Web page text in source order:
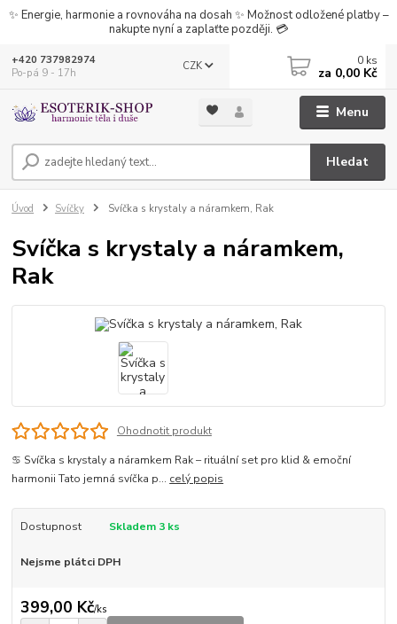
✨ Energie, harmonie a rovnováha na dosah ✨ Možnost odložené platby –
nakupte nyní a zaplaťte později. 💳
Menu
CZK
Hledat
+420 737982974
Po-pá 9 - 17h
0 ks
za 0,00 Kč
Úvod Svíčky Svíčka s krystaly a náramkem, Rak
Svíčka s krystaly a náramkem,
Rak
Ohodnotit produkt
♋ Svíčka s krystaly a náramkem Rak – rituální set pro klid & emoční
harmonii Tato jemná svíčka p... celý popis
Dostupnost Skladem 3 ks
Nejsme plátci DPH
399,00 Kč/ks